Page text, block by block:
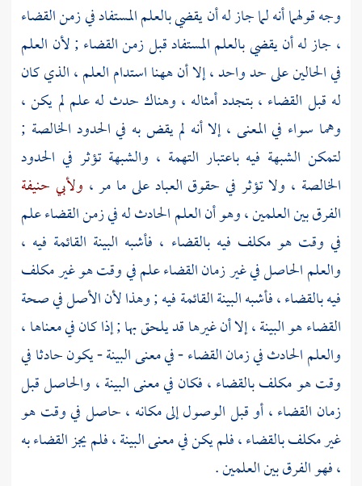
وجه قولهما أنه لما جاز له أن يقضي بالعلم المستفاد في زمن القضاء
، جاز له أن يقضي بالعلم المستفاد قبل زمن القضاء ; لأن العلم
في الحالين على حد واحد ، إلا أن ههنا استدام العلم ، الذي كان
له قبل القضاء ، بتجدد أمثاله ، وهناك حدث له علم لم يكن ،
وهما سواء في المعنى ، إلا أنه لم يقض به في الحدود الخالصة ;
لتمكن الشبهة فيه باعتبار التهمة ، والشبهة تؤثر في الحدود
الخالصة ، ولا تؤثر في حقوق العباد على ما مر ، ولأبي حنيفة
الفرق بين العلمين ، وهو أن العلم الحادث له في زمن القضاء علم
في وقت هو مكلف فيه بالقضاء ، فأشبه البينة القائمة فيه ،
والعلم الحاصل في غير زمان القضاء علم في وقت هو غير مكلف
فيه بالقضاء ، فأشبه البينة القائمة فيه ; وهذا لأن الأصل في صحة
القضاء هو البينة ، إلا أن غيرها قد يلحق بها ; إذا كان في معناها ،
والعلم الحادث في زمان القضاء - في معنى البينة - يكون حادثا في
وقت هو مكلف بالقضاء ، فكان في معنى البينة ، والحاصل قبل
زمان القضاء ، أو قبل الوصول إلى مكانه ، حاصل في وقت هو
غير مكلف بالقضاء ، فلم يكن في معنى البينة ، فلم يجز القضاء به
، فهو الفرق بين العلمين .